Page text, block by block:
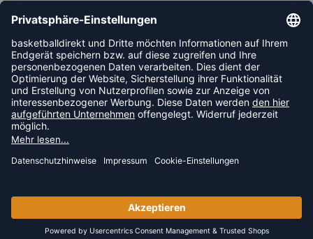
ABONNIERE JETZT DEN KOSTENLOSEN
HANDBALLDIREKT-NEWSLETTER UND VERPASSE KEINE
NEUIGKEIT ODER AKTION MEHR.
JETZT ANMELDEN